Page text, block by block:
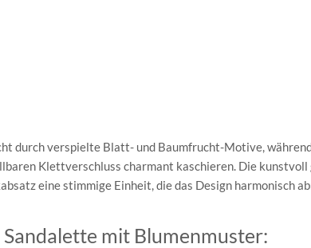
durch verspielte Blatt- und Baumfrucht-Motive,
Klettverschluss charmant kaschieren. Die
eine stimmige Einheit, die das Design harmonisch
mit Blumenmuster: